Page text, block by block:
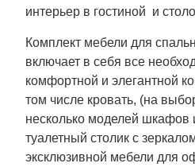
интерьер в гостиной и
Комплект мебели для
включает в себя все
комфортной и элегантной
том числе кровать, (на
несколько моделей шкафов
туалетный столик с
эксклюзивной мебели для